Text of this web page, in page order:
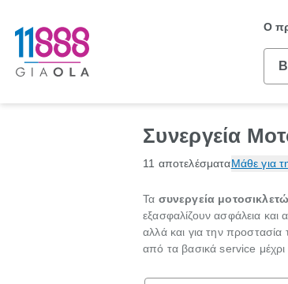
Ο
Συνεργεία
11 αποτελέσματαΜάθε για
Τα συνεργεία
εξασφαλίζουν ασφάλεια
αλλά και για την
από τα βασικά service μέχρι